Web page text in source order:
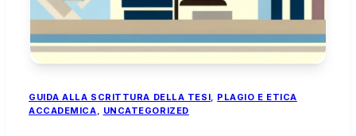
GUIDA ALLA SCRITTURA DELLA TESI, PLAGIO E ETICA
ACCADEMICA, UNCATEGORIZED